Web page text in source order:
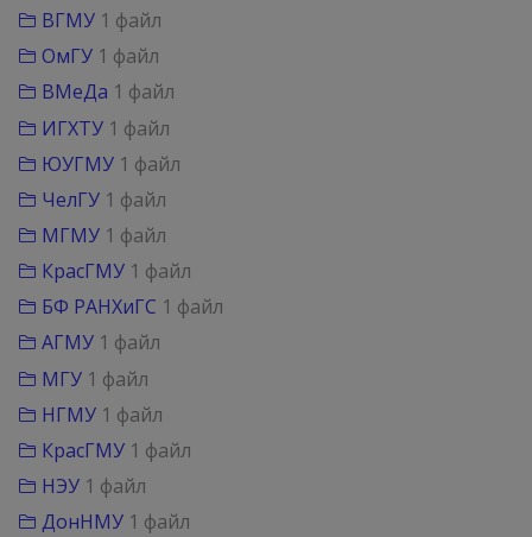
ВГМУ 1 файл
ОмГУ 1 файл
ВМеДа 1 файл
ИГХТУ 1 файл
ЮУГМУ 1 файл
ЧелГУ 1 файл
МГМУ 1 файл
КрасГМУ 1 файл
БФ РАНХиГС 1 файл
АГМУ 1 файл
МГУ 1 файл
НГМУ 1 файл
КрасГМУ 1 файл
НЭУ 1 файл
ДонНМУ 1 файл